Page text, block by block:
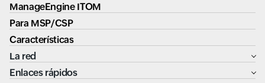
ManageEngine ITOM
Para MSP/CSP
Características
La red
Enlaces rápidos